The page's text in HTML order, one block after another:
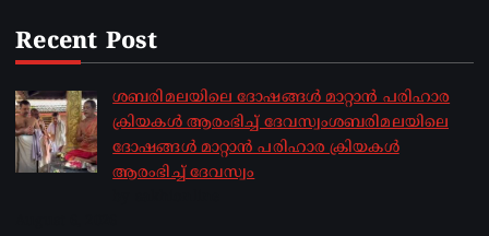
Recent Post
ശബരിമലയിലെ ദോഷങ്ങൾ മാറ്റാൻ പരിഹാര
ക്രിയകൾ ആരംഭിച്ച് ദേവസ്വംശബരിമലയിലെ
ദോഷങ്ങൾ മാറ്റാൻ പരിഹാര ക്രിയകൾ
ആരംഭിച്ച് ദേവസ്വം